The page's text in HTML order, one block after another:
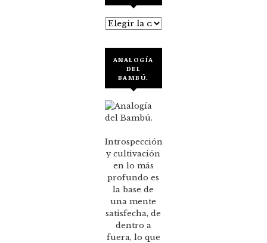
Categorías
ANALOGÍA
DEL
BAMBÚ.
Introspección
y cultivación
en lo más
profundo es
la base de
una mente
satisfecha, de
dentro a
fuera, lo que